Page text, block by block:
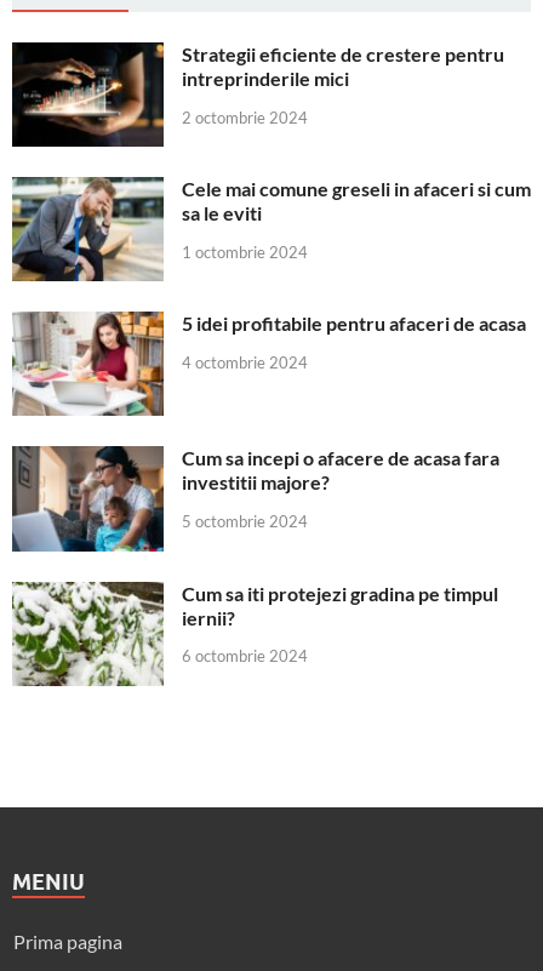
Strategii eficiente de crestere pentru
intreprinderile mici
2 octombrie 2024
Cele mai comune greseli in afaceri si cum
sa le eviti
1 octombrie 2024
5 idei profitabile pentru afaceri de acasa
4 octombrie 2024
Cum sa incepi o afacere de acasa fara
investitii majore?
5 octombrie 2024
Cum sa iti protejezi gradina pe timpul
iernii?
6 octombrie 2024
MENIU
Prima pagina